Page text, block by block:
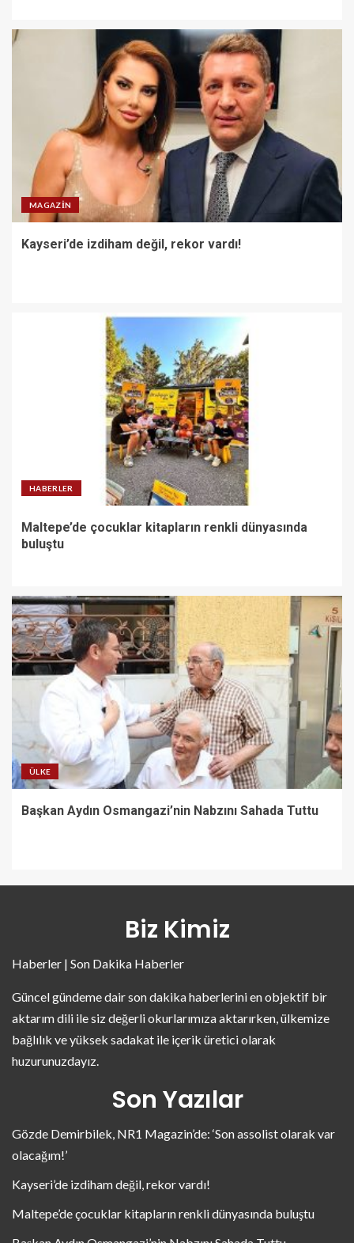
MAGAZIN
Kayseri’de izdiham değil, rekor vardı!
HABERLER
Maltepe’de çocuklar kitapların renkli dünyasında
buluştu
ÜLKE
Başkan Aydın Osmangazi’nin Nabzını Sahada Tuttu
Biz Kimiz
Haberler | Son Dakika Haberler
Güncel gündeme dair son dakika haberlerini en objektif bir
aktarım dili ile siz değerli okurlarımıza aktarırken, ülkemize
bağlılık ve yüksek sadakat ile içerik üretici olarak
huzurunuzdayız.
Son Yazılar
Gözde Demirbilek, NR1 Magazin’de: ‘Son assolist olarak var
olacağım!’
Kayseri’de izdiham değil, rekor vardı!
Maltepe’de çocuklar kitapların renkli dünyasında buluştu